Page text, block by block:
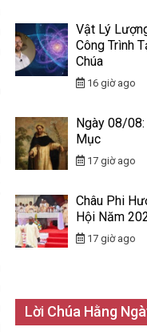
Vật Lý
Công Trình
Chúa
16 giờ ago
Ngày 08/08:
Mục
17 giờ ago
Châu Phi
Hội Năm
17 giờ ago
Lời Chúa Hằng